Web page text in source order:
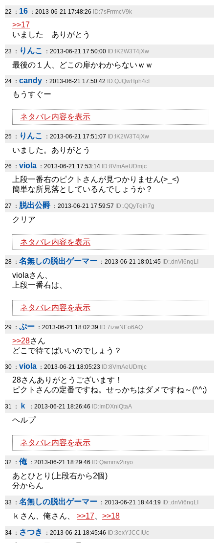
22 ： 16 ：2013-06-21 17:48:26 ID:7sFrrmcV9k
>>17
いました ありがとう
23 ： りんこ ：2013-06-21 17:50:00 ID:IK2W3T4jXw
最後の１人、どこの扉かわからないｗｗ
24 ： candy ：2013-06-21 17:50:42 ID:QJQwHph4cI
もうすぐー
ネタバレ内容を表示
25 ： りんこ ：2013-06-21 17:51:07 ID:IK2W3T4jXw
いました。ありがとう
26 ： viola ：2013-06-21 17:53:14 ID:8VmAeUDmjc
上段一番右のピクトさんが見つかりません(>_<)
簡単な所見落としているんでしょうか？
27 ： 脱出公爵 ：2013-06-21 17:59:57 ID:.QQyTqih7g
クリア
ネタバレ内容を表示
28 ： 名無しの脱出ゲーマー ：2013-06-21 18:01:45 ID:.dnVi6nqLI
violaさん、
上段一番右は、
ネタバレ内容を表示
29 ： ぷー ：2013-06-21 18:02:39 ID:7izwNEo6AQ
>>28さん
どこで待てばいいのでしょう？
30 ： viola ：2013-06-21 18:05:23 ID:8VmAeUDmjc
28さんありがとうございます！
ピクトさんの定番ですね。せっかちはダメですね～(^^;)
31 ： ｋ ：2013-06-21 18:26:46 ID:ImDXniQtaA
ヘルプ
ネタバレ内容を表示
32 ： 俺：2013-06-21 18:29:46 ID:Qammv2iryo
あとひとり(上段右から2個)
分からん
33 ： 名無しの脱出ゲーマー ：2013-06-21 18:44:19 ID:.dnVi6nqLI
ｋさん、俺さん、 >>17 >>18
34 ： さつき ：2013-06-21 18:45:46 ID:3exYJCCIUc